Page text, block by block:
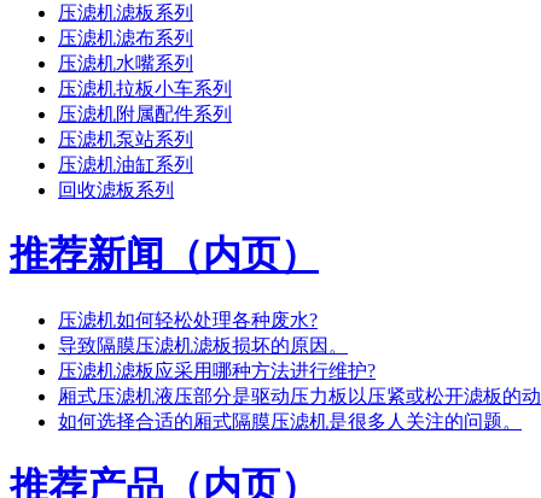
压滤机滤板系列
压滤机滤布系列
压滤机水嘴系列
压滤机拉板小车系列
压滤机附属配件系列
压滤机泵站系列
压滤机油缸系列
回收滤板系列
推荐新闻（内页）
压滤机如何轻松处理各种废水?
导致隔膜压滤机滤板损坏的原因。
压滤机滤板应采用哪种方法进行维护?
厢式压滤机液压部分是驱动压力板以压紧或松开滤板的
如何选择合适的厢式隔膜压滤机是很多人关注的问题。
推荐产品（内页）